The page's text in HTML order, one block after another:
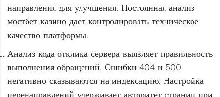
направления для улучшения. Постоянная анализ
мостбет казино даёт контролировать техническое
качество платформы.
Анализ кода отклика сервера выявляет правильность
выполнения обращений. Ошибки 404 и 500
негативно сказываются на индексацию. Настройка
перенаправлений удерживает авторитет страниц при